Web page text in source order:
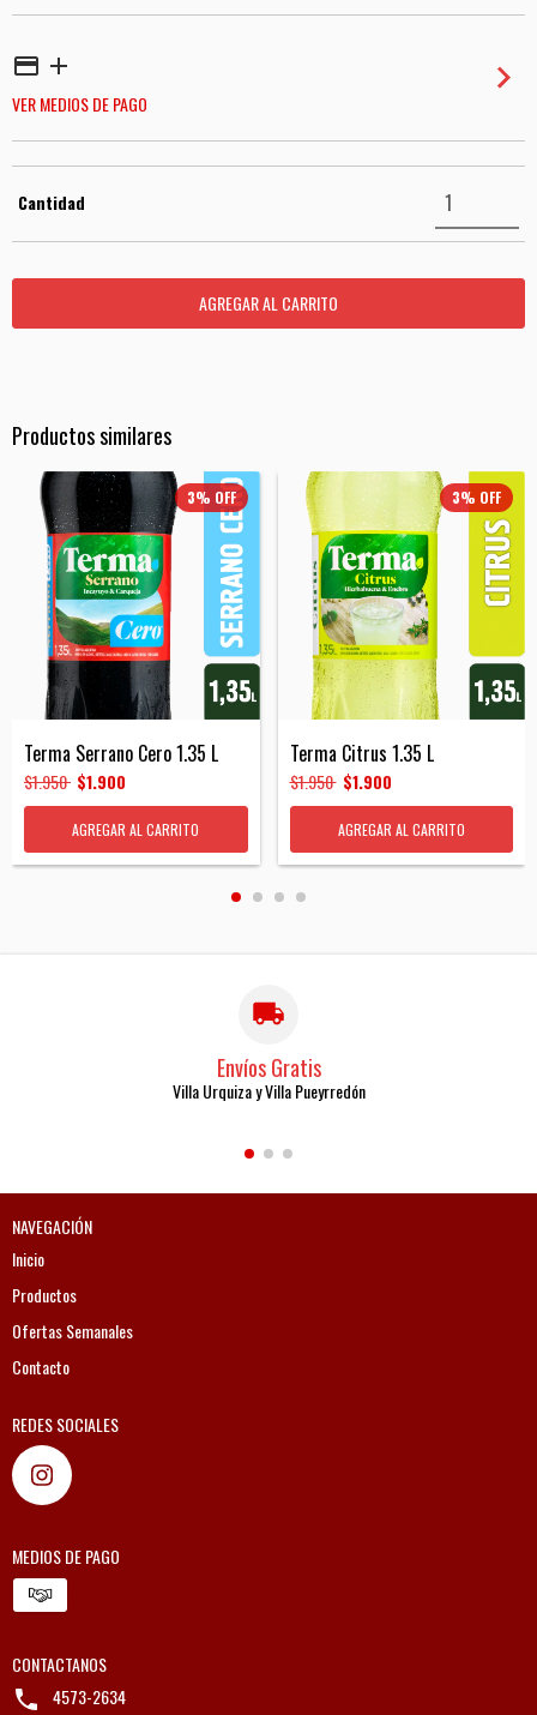
VER MEDIOS DE PAGO
Cantidad
Productos similares
3% OFF
Terma Serrano Cero 1.35 L
$1.950 $1.900
AGREGAR AL CARRITO
3% OFF
Terma Citrus 1.35 L
$1.950 $1.900
AGREGAR AL CARRITO
Envíos Gratis
Villa Urquiza y Villa Pueyrredón
NAVEGACIÓN
Inicio
Productos
Ofertas Semanales
Contacto
REDES SOCIALES
MEDIOS DE PAGO
CONTACTANOS
4573-2634